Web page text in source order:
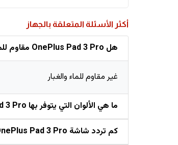
أكثر الأسئلة المتعلقة بالجهاز
هل OnePlus Pad 3 Pro مقاوم للماء والغبار؟
غير مقاوم للماء والغبار
ما هي الألوان التي يتوفر بها OnePlus Pad 3 Pro؟
كم تردد شاشة OnePlus Pad 3 Pro؟